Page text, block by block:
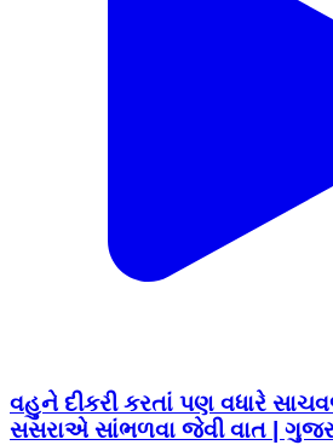
વહુને દીકરી કરતાં પણ વધારે
સસરાએ સાંભળવા જેવી વાત |